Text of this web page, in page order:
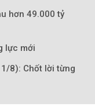
hơn 49.000 tỷ
lực mới
8): Chốt lời từng